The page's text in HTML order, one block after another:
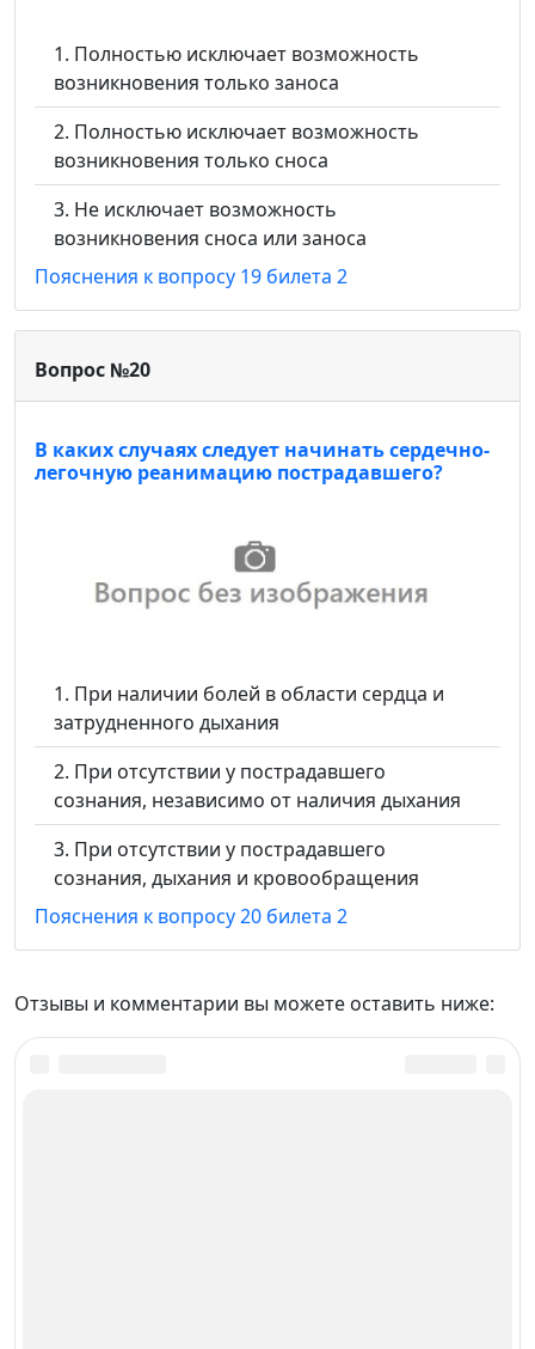
Полностью исключает возможность
возникновения только заноса
Полностью исключает возможность
возникновения только сноса
Не исключает возможность
возникновения сноса или заноса
Пояснения к вопросу 19 билета 2
Вопрос №20
В каких случаях следует начинать сердечно-
легочную реанимацию пострадавшего?
При наличии болей в области сердца и
затрудненного дыхания
При отсутствии у пострадавшего
сознания, независимо от наличия дыхания
При отсутствии у пострадавшего
сознания, дыхания и кровообращения
Пояснения к вопросу 20 билета 2
Отзывы и комментарии вы можете оставить ниже: